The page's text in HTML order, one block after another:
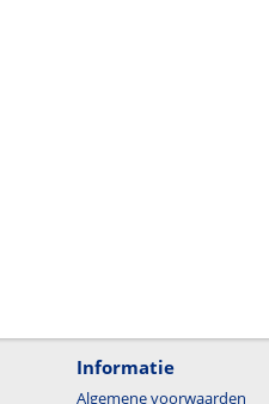
Informatie
Algemene voorwaarden